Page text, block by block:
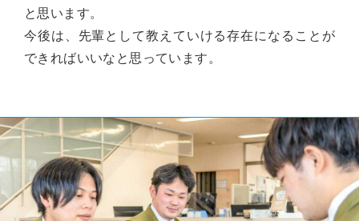
と思います。
今後は、先輩として教えていける存在になることが
できればいいなと思っています。